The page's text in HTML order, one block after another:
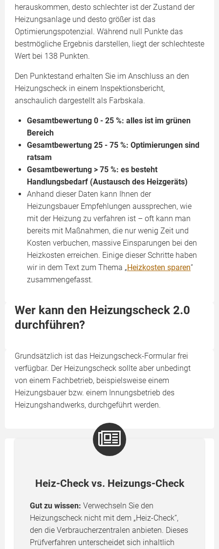
herauskommen, desto schlechter ist der Zustand der
Heizungsanlage und desto größer ist das
Optimierungspotenzial. Während null Punkte das
bestmögliche Ergebnis darstellen, liegt der schlechteste
Wert bei 138 Punkten.
Den Punktestand erhalten Sie im Anschluss an den
Heizungscheck in einem Inspektionsbericht,
anschaulich dargestellt als Farbskala.
Gesamtbewertung 0 - 25 %: alles ist im grünen
Bereich
Gesamtbewertung 25 - 75 %: Optimierungen sind
ratsam
Gesamtbewertung > 75 %: es besteht
Handlungsbedarf (Austausch des Heizgeräts)
Anhand dieser Daten kann Ihnen der
Heizungsbauer Empfehlungen aussprechen, wie
mit der Heizung zu verfahren ist – oft kann man
bereits mit Maßnahmen, die nur wenig Zeit und
Kosten verbuchen, massive Einsparungen bei den
Heizkosten erreichen. Einige dieser Schritte haben
wir in dem Text zum Thema „Heizkosten sparen“
zusammengefasst.
Wer kann den Heizungscheck 2.0
durchführen?
Grundsätzlich ist das Heizungscheck-Formular frei
verfügbar. Der Heizungscheck sollte aber unbedingt
von einem Fachbetrieb, beispielsweise einem
Heizungsbauer bzw. einem Innungsbetrieb des
Heizungshandwerks, durchgeführt werden.
Heiz-Check vs. Heizungs-Check
Gut zu wissen: Verwechseln Sie den
Heizungscheck nicht mit dem „Heiz-Check“,
den die Verbraucherzentralen anbieten. Dieses
Prüfverfahren unterscheidet sich inhaltlich